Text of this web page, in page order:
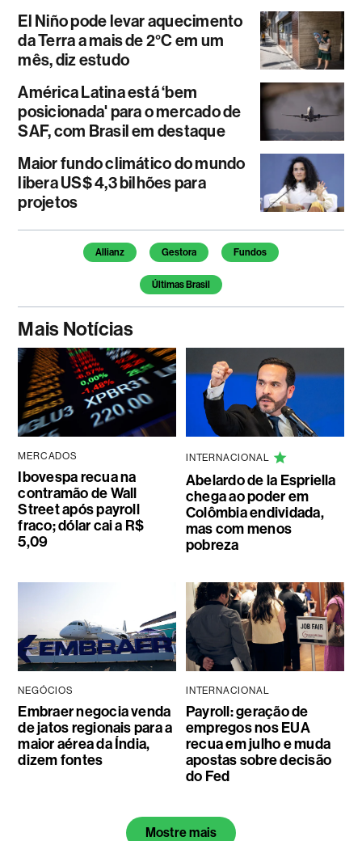
El Niño pode levar aquecimento
da Terra a mais de 2°C em um
mês, diz estudo
América Latina está ‘bem
posicionada' para o mercado de
SAF, com Brasil em destaque
Maior fundo climático do mundo
libera US$ 4,3 bilhões para
projetos
Temas deste artigo
Allianz Gestora Fundos
Últimas Brasil
Mais Notícias
MERCADOS
Ibovespa recua na
contramão de Wall
Street após payroll
fraco; dólar cai a R$
5,09
INTERNACIONAL
Abelardo de la Espriella
chega ao poder em
Colômbia endividada,
mas com menos
pobreza
NEGÓCIOS
Embraer negocia venda
de jatos regionais para a
maior aérea da Índia,
dizem fontes
INTERNACIONAL
Payroll: geração de
empregos nos EUA
recua em julho e muda
apostas sobre decisão
do Fed
Mostre mais